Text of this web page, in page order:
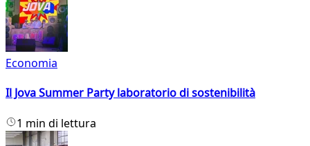
Economia
Il Jova Summer Party laboratorio di sostenibilità
1 min di lettura